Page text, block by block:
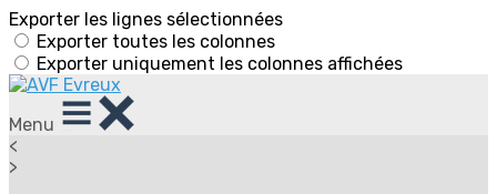
Exporter les lignes sélectionnées
Exporter toutes les colonnes
Exporter uniquement les colonnes affichées
Menu
<
>